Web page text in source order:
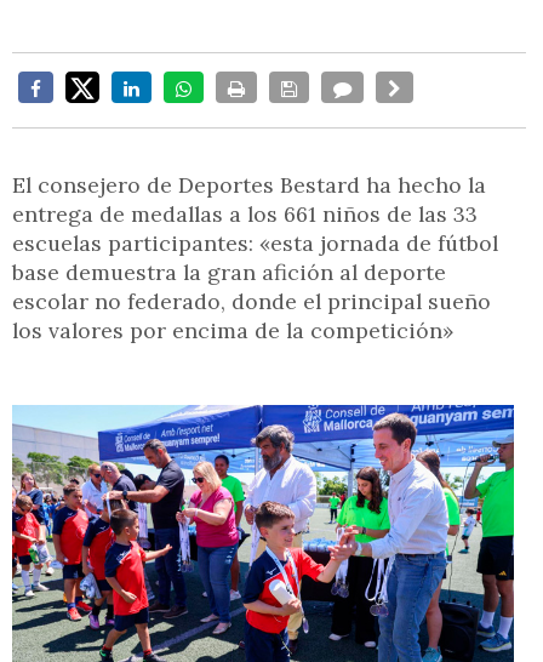
El consejero de Deportes Bestard ha hecho la
entrega de medallas a los 661 niños de las 33
escuelas participantes: «esta jornada de fútbol
base demuestra la gran afición al deporte
escolar no federado, donde el principal sueño
los valores por encima de la competición»